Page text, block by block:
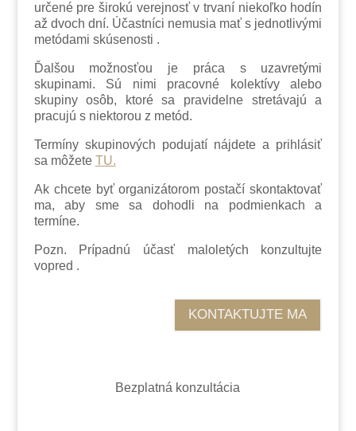
určené pre širokú verejnosť v trvaní niekoľko hodín
až dvoch dní. Účastníci nemusia mať s jednotlivými
metódami skúsenosti .
Ďalšou možnosťou je práca s uzavretými
skupinami. Sú nimi pracovné kolektívy alebo
skupiny osôb, ktoré sa pravidelne stretávajú a
pracujú s niektorou z metód.
Termíny skupinových podujatí nájdete a prihlásiť
sa môžete TU.
Ak chcete byť organizátorom postačí skontaktovať
ma, aby sme sa dohodli na podmienkach a
termíne.
Pozn. Prípadnú účasť maloletých konzultujte
vopred .
KONTAKTUJTE MA
Bezplatná konzultácia